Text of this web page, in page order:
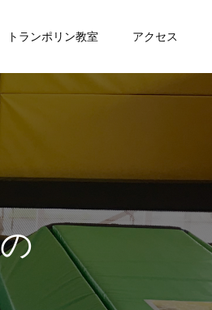
トランポリン教室 アクセス
案内